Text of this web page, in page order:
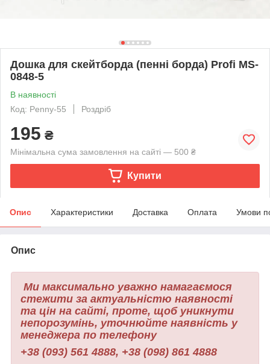
Дошка для скейтборда (пенні борда) Profi MS-
0848-5
В наявності
Код: Penny-55
Роздріб
195 ₴
Мінімальна сума замовлення на сайті — 500 ₴
Купити
Опис Характеристики Доставка Оплата Умови
Опис
Ми максимально уважно намагаємося
стежити за актуальністю наявності
та цін на сайті, проте, щоб уникнути
непорозумінь, уточнюйте наявність у
менеджера по телефону
+38 (093) 561 4888, +38 (098) 861 4888